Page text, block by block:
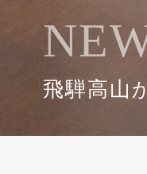
飛騨高山